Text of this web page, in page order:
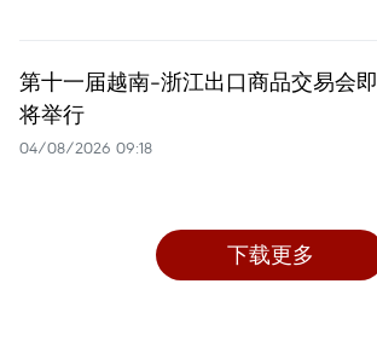
第十一届越南-浙江出口商品交易会即
将举行
04/08/2026 09:18
下载更多